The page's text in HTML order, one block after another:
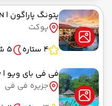
پتونگ پاراگون | PATONG PARAGON
پوکت
4 ستاره
5 شب
فی فی بای ویو | Phi Phi Bayview
جزیره فی فی